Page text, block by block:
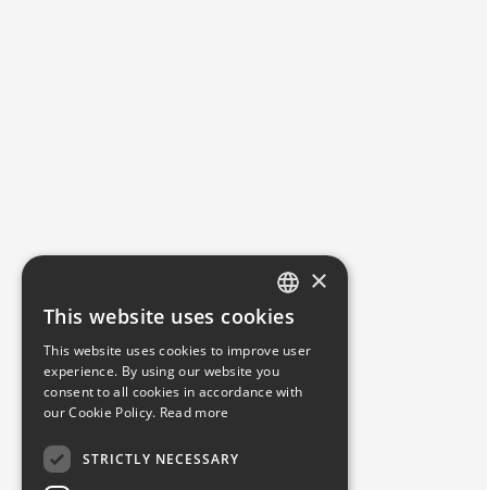
ENGLISH
×
This website uses cookies
This website uses cookies to improve user
experience. By using our website you
consent to all cookies in accordance with
our Cookie Policy. Read more
STRICTLY NECESSARY